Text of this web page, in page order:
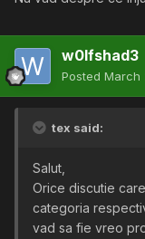
w0lfshad3
Posted March
tex said:
Salut,
Orice discutie
categoria
vad sa fie vreo